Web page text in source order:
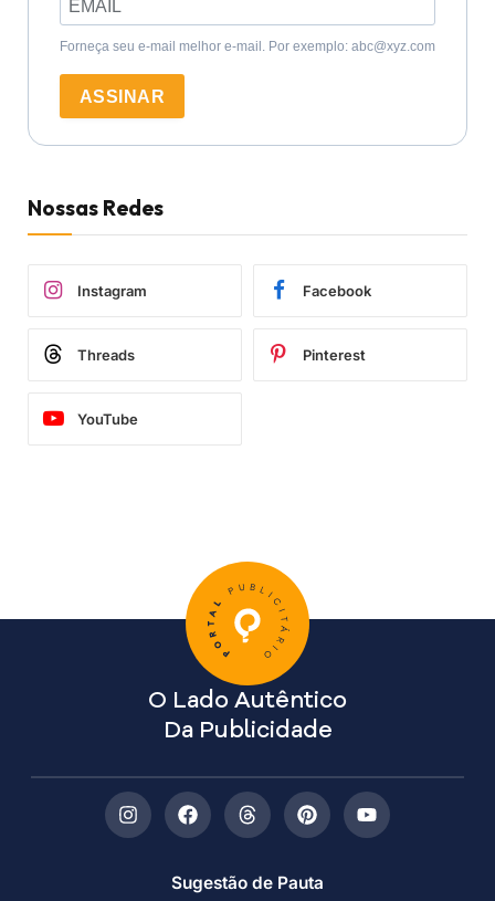
Forneça seu e-mail melhor e-mail. Por exemplo: abc@xyz.com
ASSINAR
Nossas Redes
Instagram Facebook
Threads Pinterest
YouTube
Sugestão de Pauta
O Lado Autêntico
Da Publicidade